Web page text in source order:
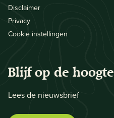
Disclaimer
Privacy
Cookie instellingen
Blijf op de hoogte
Lees de nieuwsbrief